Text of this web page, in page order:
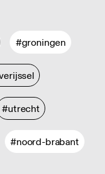
#groningen
#utrecht
#noord-brabant